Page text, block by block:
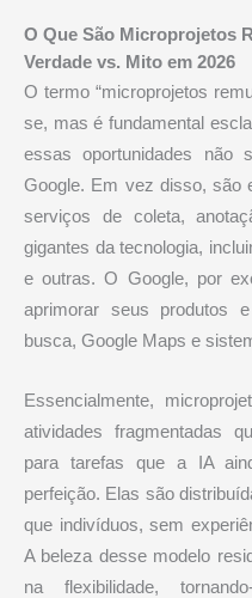
O Que São Microprojetos
Verdade vs. Mito em 2026
O termo “microprojetos
se, mas é fundamental
essas oportunidades não
Google. Em vez disso, são
serviços de coleta,
gigantes da tecnologia,
e outras. O Google, por
aprimorar seus produtos
busca, Google Maps e
Essencialmente,
atividades fragmentadas
para tarefas que a IA
perfeição. Elas são
que indivíduos, sem
A beleza desse modelo
na flexibilidade,